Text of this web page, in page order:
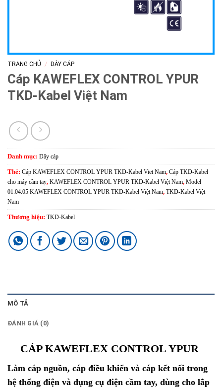
TRANG CHỦ / DÂY CÁP
Cáp KAWEFLEX CONTROL YPUR
TKD-Kabel Việt Nam
Danh mục: Dây cáp
Thẻ: Cáp KAWEFLEX CONTROL YPUR TKD-Kabel Viet Nam, Cáp TKD-Kabel
cho máy cầm tay, KAWEFLEX CONTROL YPUR TKD-Kabel Việt Nam, Model
01.04.05 KAWEFLEX CONTROL YPUR TKD-Kabel Việt Nam, TKD-Kabel Việt
Nam
Thương hiệu: TKD-Kabel
MÔ TẢ
ĐÁNH GIÁ (0)
CÁP KAWEFLEX CONTROL YPUR
Làm cáp nguồn, cáp điều khiển và cáp kết nối trong
hệ thống điện và dụng cụ điện cầm tay, dùng cho lắp